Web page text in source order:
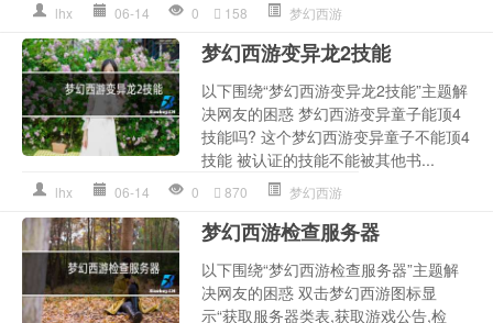
lhx 06-14 0 158 梦幻西游
梦幻西游变异龙2技能
以下围绕“梦幻西游变异龙2技能”主题解
决网友的困惑 梦幻西游变异童子能顶4
技能吗? 这个梦幻西游变异童子不能顶4
技能 被认证的技能不能被其他书...
lhx 06-14 0 870 梦幻西游
梦幻西游检查服务器
以下围绕“梦幻西游检查服务器”主题解
决网友的困惑 双击梦幻西游图标显
示“获取服务器类表,获取游戏公告,检